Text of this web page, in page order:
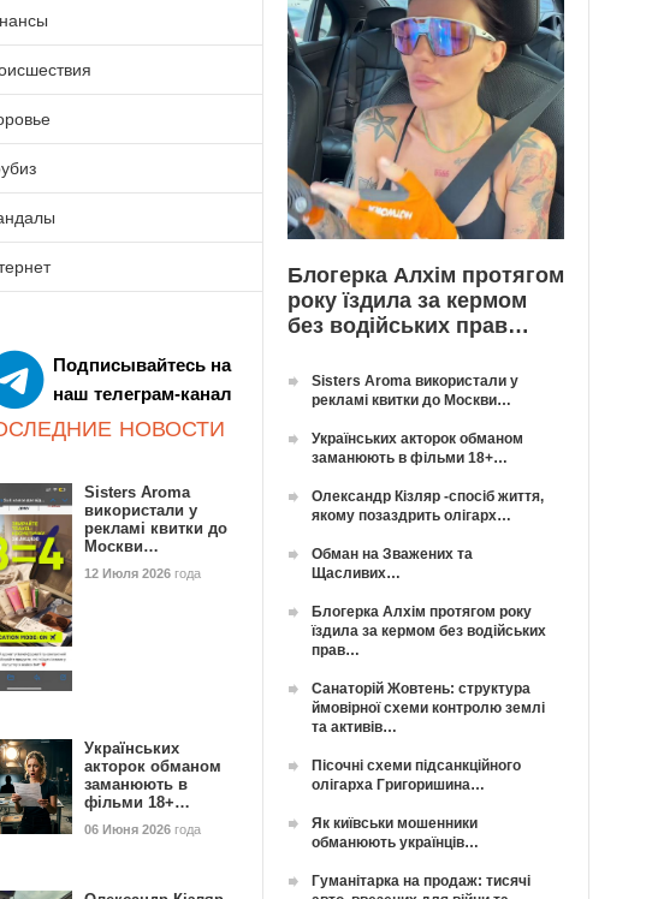
Подписывайтесь на
наш телеграм-канал
НОВОСТИ
Sisters Aroma
використали у
рекламі квитки до
Москви…
12 Июля 2026 года
Українських
акторок обманом
заманюють в
фільми 18+…
06 Июня 2026 года
Блогерка Алхім протягом
року їздила за кермом
без водійських прав…
Sisters Aroma використали у
рекламі квитки до Москви…
Українських акторок обманом
заманюють в фільми 18+…
Олександр Кізляр -спосіб життя,
якому позаздрить олігарх…
Обман на Зважених та
Щасливих…
Блогерка Алхім протягом року
їздила за кермом без водійських
прав…
Санаторій Жовтень: структура
ймовірної схеми контролю землі
та активів…
Пісочні схеми підсанкційного
олігарха Григоришина…
Як київськи мошенники
обманюють українців…
Гуманітарка на продаж: тисячі